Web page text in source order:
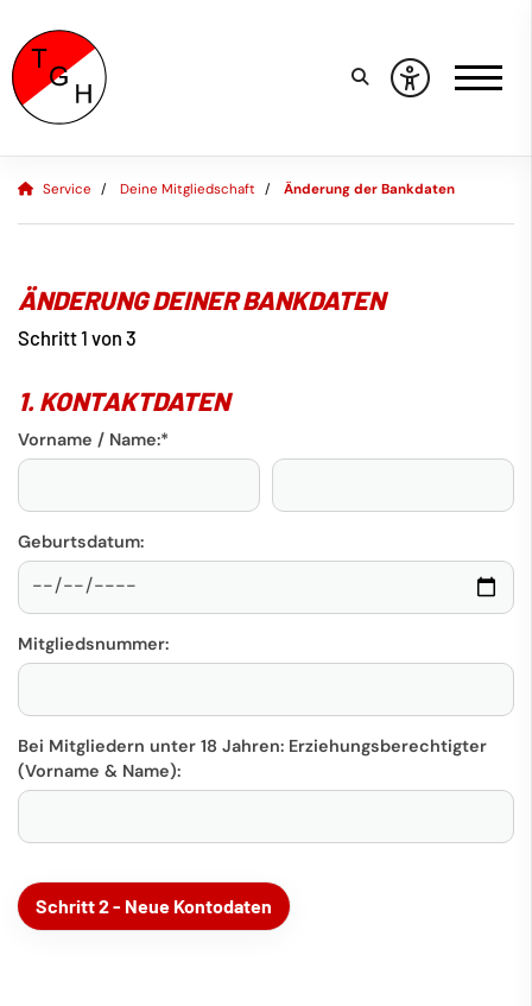
Service Deine Mitgliedschaft Änderung der Bankdaten
ÄNDERUNG DEINER BANKDATEN
Schritt 1 von 3
1. KONTAKTDATEN
Vorname / Name:*
Geburtsdatum:
Mitgliedsnummer:
Bei Mitgliedern unter 18 Jahren: Erziehungsberechtigter
(Vorname & Name):